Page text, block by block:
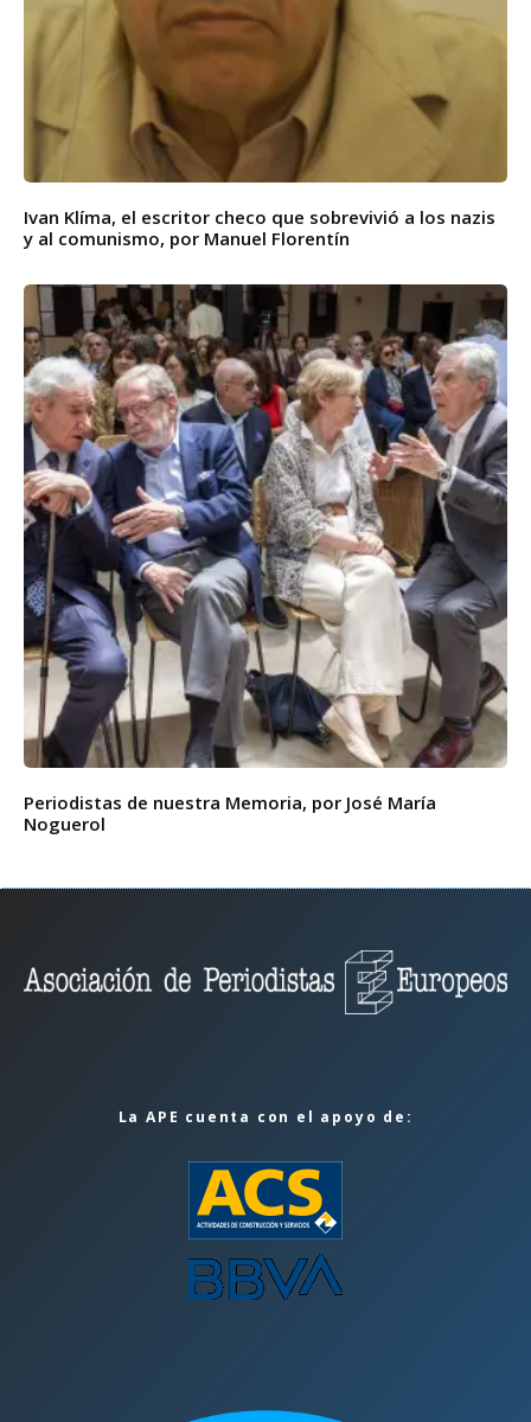
Ivan Klíma, el escritor checo que sobrevivió a los nazis
y al comunismo, por Manuel Florentín
Periodistas de nuestra Memoria, por José María
Noguerol
La APE cuenta con el apoyo de: